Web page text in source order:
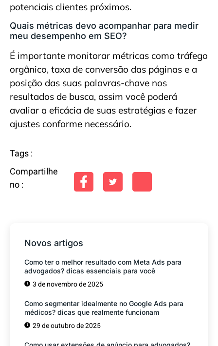
potenciais clientes próximos.
Quais métricas devo acompanhar para medir
meu desempenho em SEO?
É importante monitorar métricas como tráfego
orgânico, taxa de conversão das páginas e a
posição das suas palavras-chave nos
resultados de busca, assim você poderá
avaliar a eficácia de suas estratégias e fazer
ajustes conforme necessário.
Tags :
Compartilhe
no :
Novos artigos
Como ter o melhor resultado com Meta Ads para
advogados? dicas essenciais para você
3 de novembro de 2025
Como segmentar idealmente no Google Ads para
médicos? dicas que realmente funcionam
29 de outubro de 2025